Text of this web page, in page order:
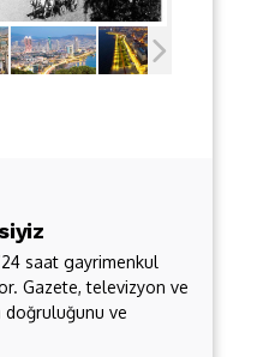
saat gayrimenkul
Gazete, televizyon ve
ve